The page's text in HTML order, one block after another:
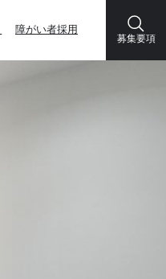
障がい者採用
募集要項